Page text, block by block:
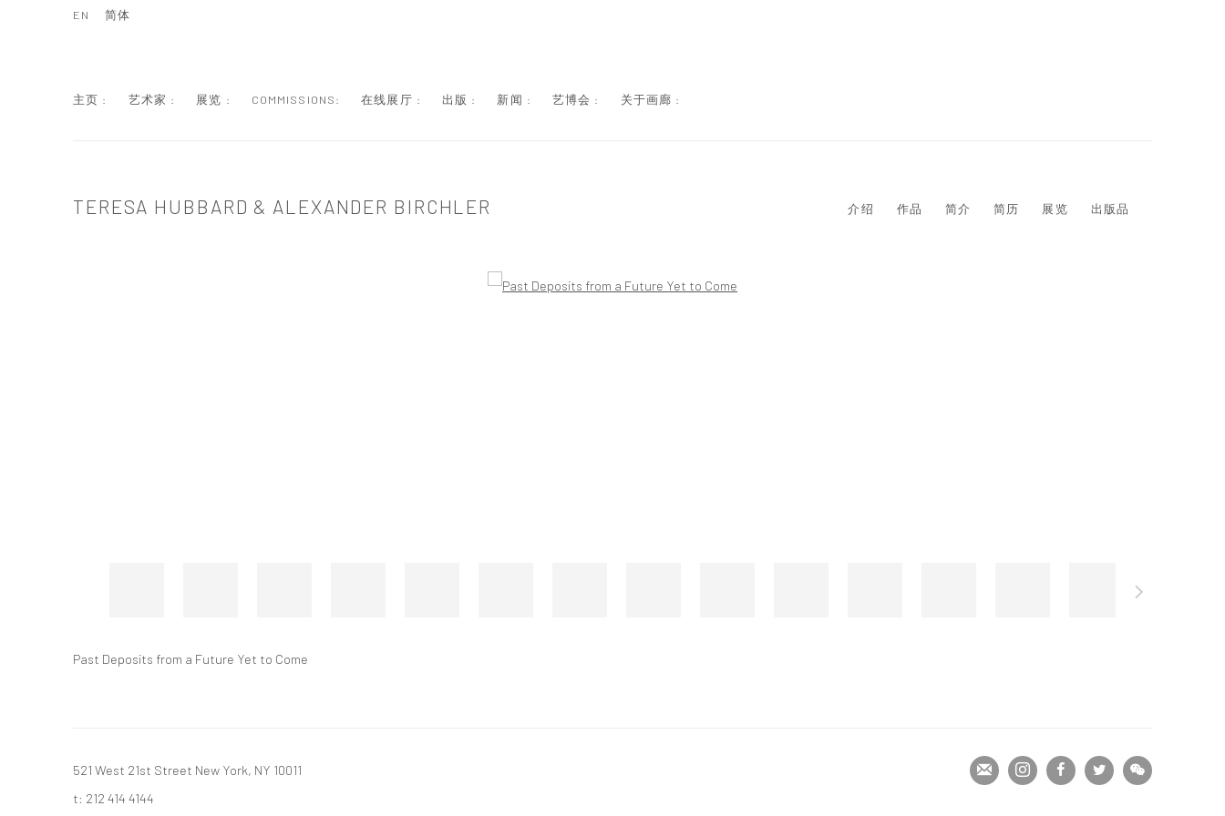
主页 : 艺术家 : 展览 : COMMISSIONS: 在线展厅 : 出版 : 新闻 : 艺博会 : 关于画廊 :
EN 简体
TERESA HUBBARD & ALEXANDER BIRCHLER 介绍 作品 简介 简历 展览 出版品
Past Deposits from a Future Yet to Come
521 West 21st Street New York, NY 10011
t: 212 414 4144